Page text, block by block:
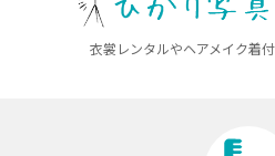
衣裳レンタルやヘアメイク着